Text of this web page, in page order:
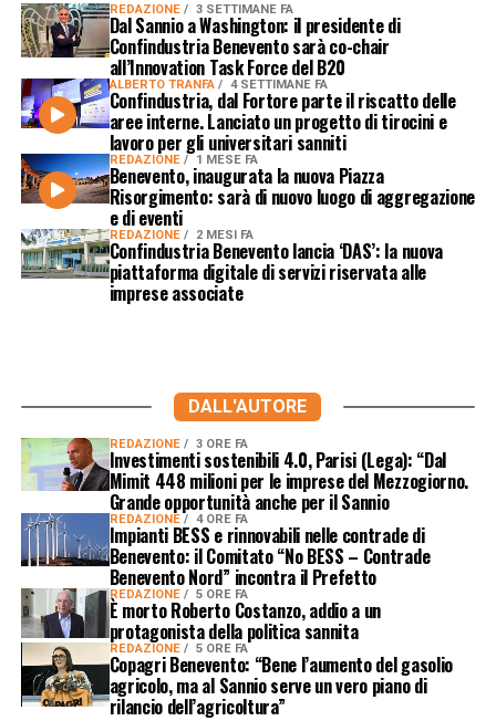
REDAZIONE 3 SETTIMANE FA
Dal Sannio a Washington: il presidente di
Confindustria Benevento sarà co-chair
all’Innovation Task Force del B20
ALBERTO TRANFA 4 SETTIMANE FA
Confindustria, dal Fortore parte il riscatto delle
aree interne. Lanciato un progetto di tirocini e
lavoro per gli universitari sanniti
REDAZIONE 1 MESE FA
Benevento, inaugurata la nuova Piazza
Risorgimento: sarà di nuovo luogo di aggregazione
e di eventi
REDAZIONE 2 MESI FA
Confindustria Benevento lancia ‘DAS’: la nuova
piattaforma digitale di servizi riservata alle
imprese associate
DALL'AUTORE
REDAZIONE 3 ORE FA
Investimenti sostenibili 4.0, Parisi (Lega): “Dal
Mimit 448 milioni per le imprese del Mezzogiorno.
Grande opportunità anche per il Sannio
REDAZIONE 4 ORE FA
Impianti BESS e rinnovabili nelle contrade di
Benevento: il Comitato “No BESS – Contrade
Benevento Nord” incontra il Prefetto
REDAZIONE 5 ORE FA
È morto Roberto Costanzo, addio a un
protagonista della politica sannita
REDAZIONE 5 ORE FA
Copagri Benevento: “Bene l’aumento del gasolio
agricolo, ma al Sannio serve un vero piano di
rilancio dell’agricoltura”